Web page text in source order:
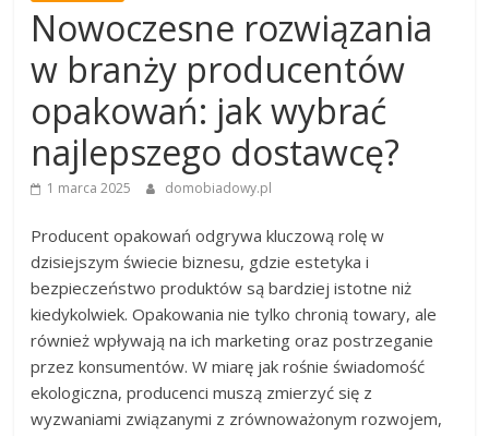
Nowoczesne rozwiązania
w branży producentów
opakowań: jak wybrać
najlepszego dostawcę?
1 marca 2025 domobiadowy.pl
Producent opakowań odgrywa kluczową rolę w
dzisiejszym świecie biznesu, gdzie estetyka i
bezpieczeństwo produktów są bardziej istotne niż
kiedykolwiek. Opakowania nie tylko chronią towary, ale
również wpływają na ich marketing oraz postrzeganie
przez konsumentów. W miarę jak rośnie świadomość
ekologiczna, producenci muszą zmierzyć się z
wyzwaniami związanymi z zrównoważonym rozwojem,